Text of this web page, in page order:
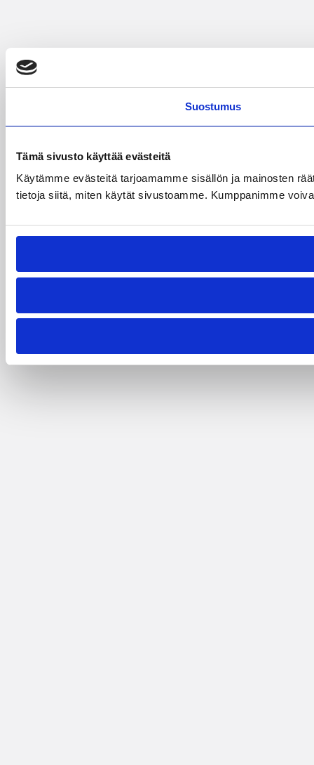
Suostumus
Tämä sivusto käyttää evästeitä
Käytämme evästeitä tarjoamamme sisällön ja mainosten
tietoja siitä, miten käytät sivustoamme. Kumppanimme